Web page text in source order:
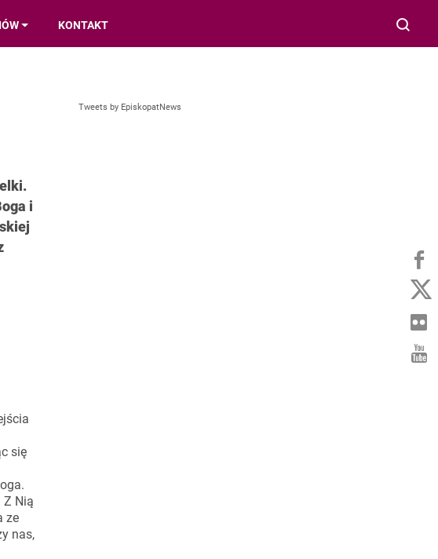
KONTAKT
i
się
Z Nią
ze
nas,
Tweets by EpiskopatNews